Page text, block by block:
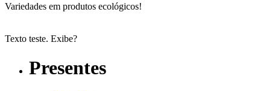
Variedades em produtos ecológicos!
Texto teste. Exibe?
Presentes